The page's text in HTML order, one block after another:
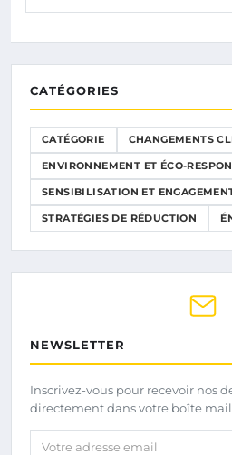
CATÉGORIES
CATÉGORIE CHANGEMENTS
ENVIRONNEMENT ET ÉCO-
SENSIBILISATION ET
STRATÉGIES DE RÉDUCTION
NEWSLETTER
Inscrivez-vous pour recevoir nos
directement dans votre boîte
Votre adresse email